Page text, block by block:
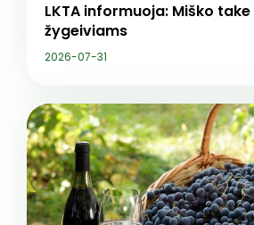
LKTA informuoja: Miško
žygeiviams
2026-07-31